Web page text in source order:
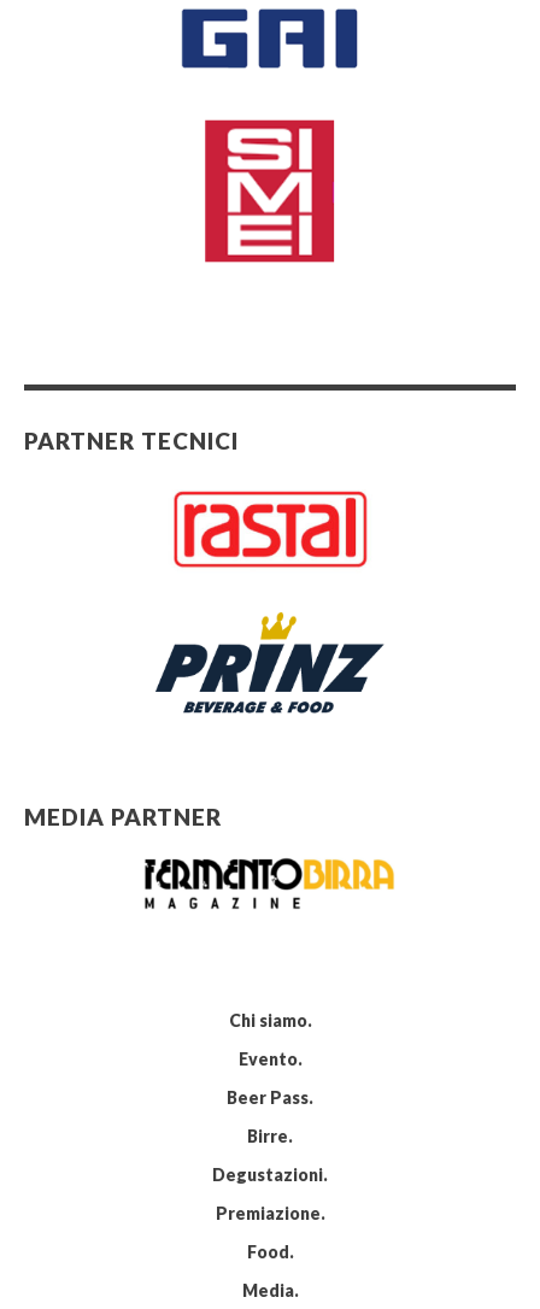
PARTNER TECNICI
MEDIA PARTNER
Chi siamo
Evento
Beer Pass
Birre
Degustazioni
Premiazione
Food
Media